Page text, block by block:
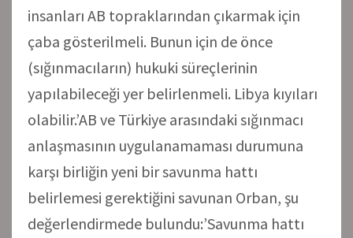
insanları AB topraklarından çıkarmak için
çaba gösterilmeli. Bunun için de önce
(sığınmacıların) hukuki süreçlerinin
yapılabileceği yer belirlenmeli. Libya kıyıları
olabilir.’AB ve Türkiye arasındaki sığınmacı
anlaşmasının uygulanamaması durumuna
karşı birliğin yeni bir savunma hattı
belirlemesi gerektiğini savunan Orban, şu
değerlendirmede bulundu:’Savunma hattı